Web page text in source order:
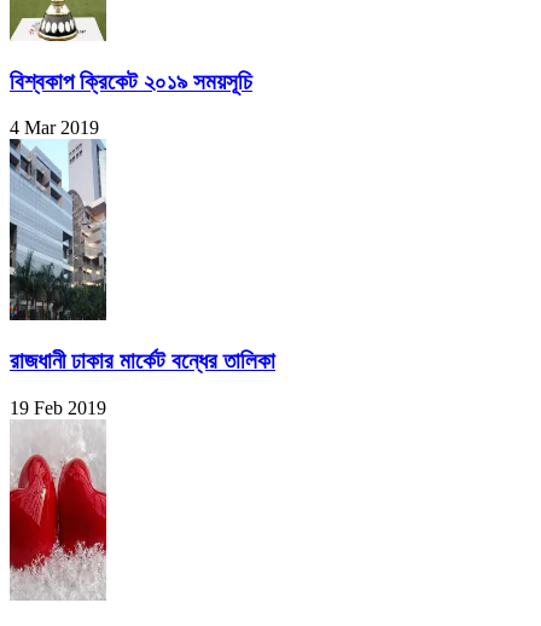
বিশ্বকাপ ক্রিকেট ২০১৯ সময়সূচি
4 Mar 2019
রাজধানী ঢাকার মার্কেট বন্ধের তালিকা
19 Feb 2019